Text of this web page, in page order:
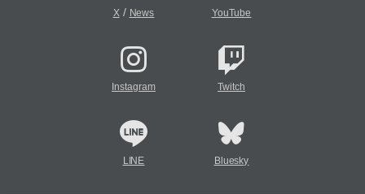
X/ News YouTube
Instagram Twitch
LINE Bluesky